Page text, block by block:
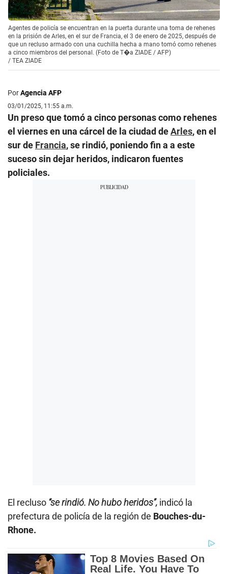
Agentes de policía se encuentran en la puerta durante una toma de rehenes
en la prisión de Arles, en el sur de Francia, el 3 de enero de 2025, después de
que un recluso armado con una cuchilla hecha a mano tomó como rehenes
a cinco miembros del personal. (Foto de T�a ZIADE / AFP)
/ TEA ZIADE
PorAgencia AFP
03/01/2025, 11:55 a.m.
Un preso que tomó a cinco personas como rehenes
el viernes en una cárcel de la ciudad deArles, en el
sur de Francia, se rindió, poniendo fin a a este
suceso sin dejar heridos, indicaron fuentes
policiales.
El recluso “se rindió. No hubo heridos”, indicó la
prefectura de policía de la región de Bouches-du-
Rhone.